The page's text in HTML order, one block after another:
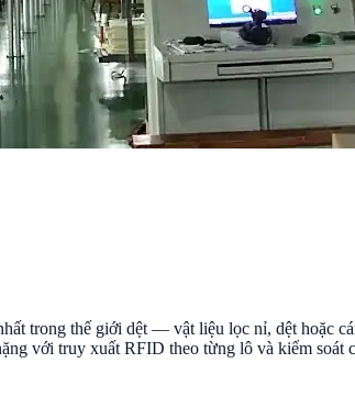
trong thế giới dệt — vật liệu lọc nỉ, dệt hoặc
với truy xuất RFID theo từng lô và kiểm soát